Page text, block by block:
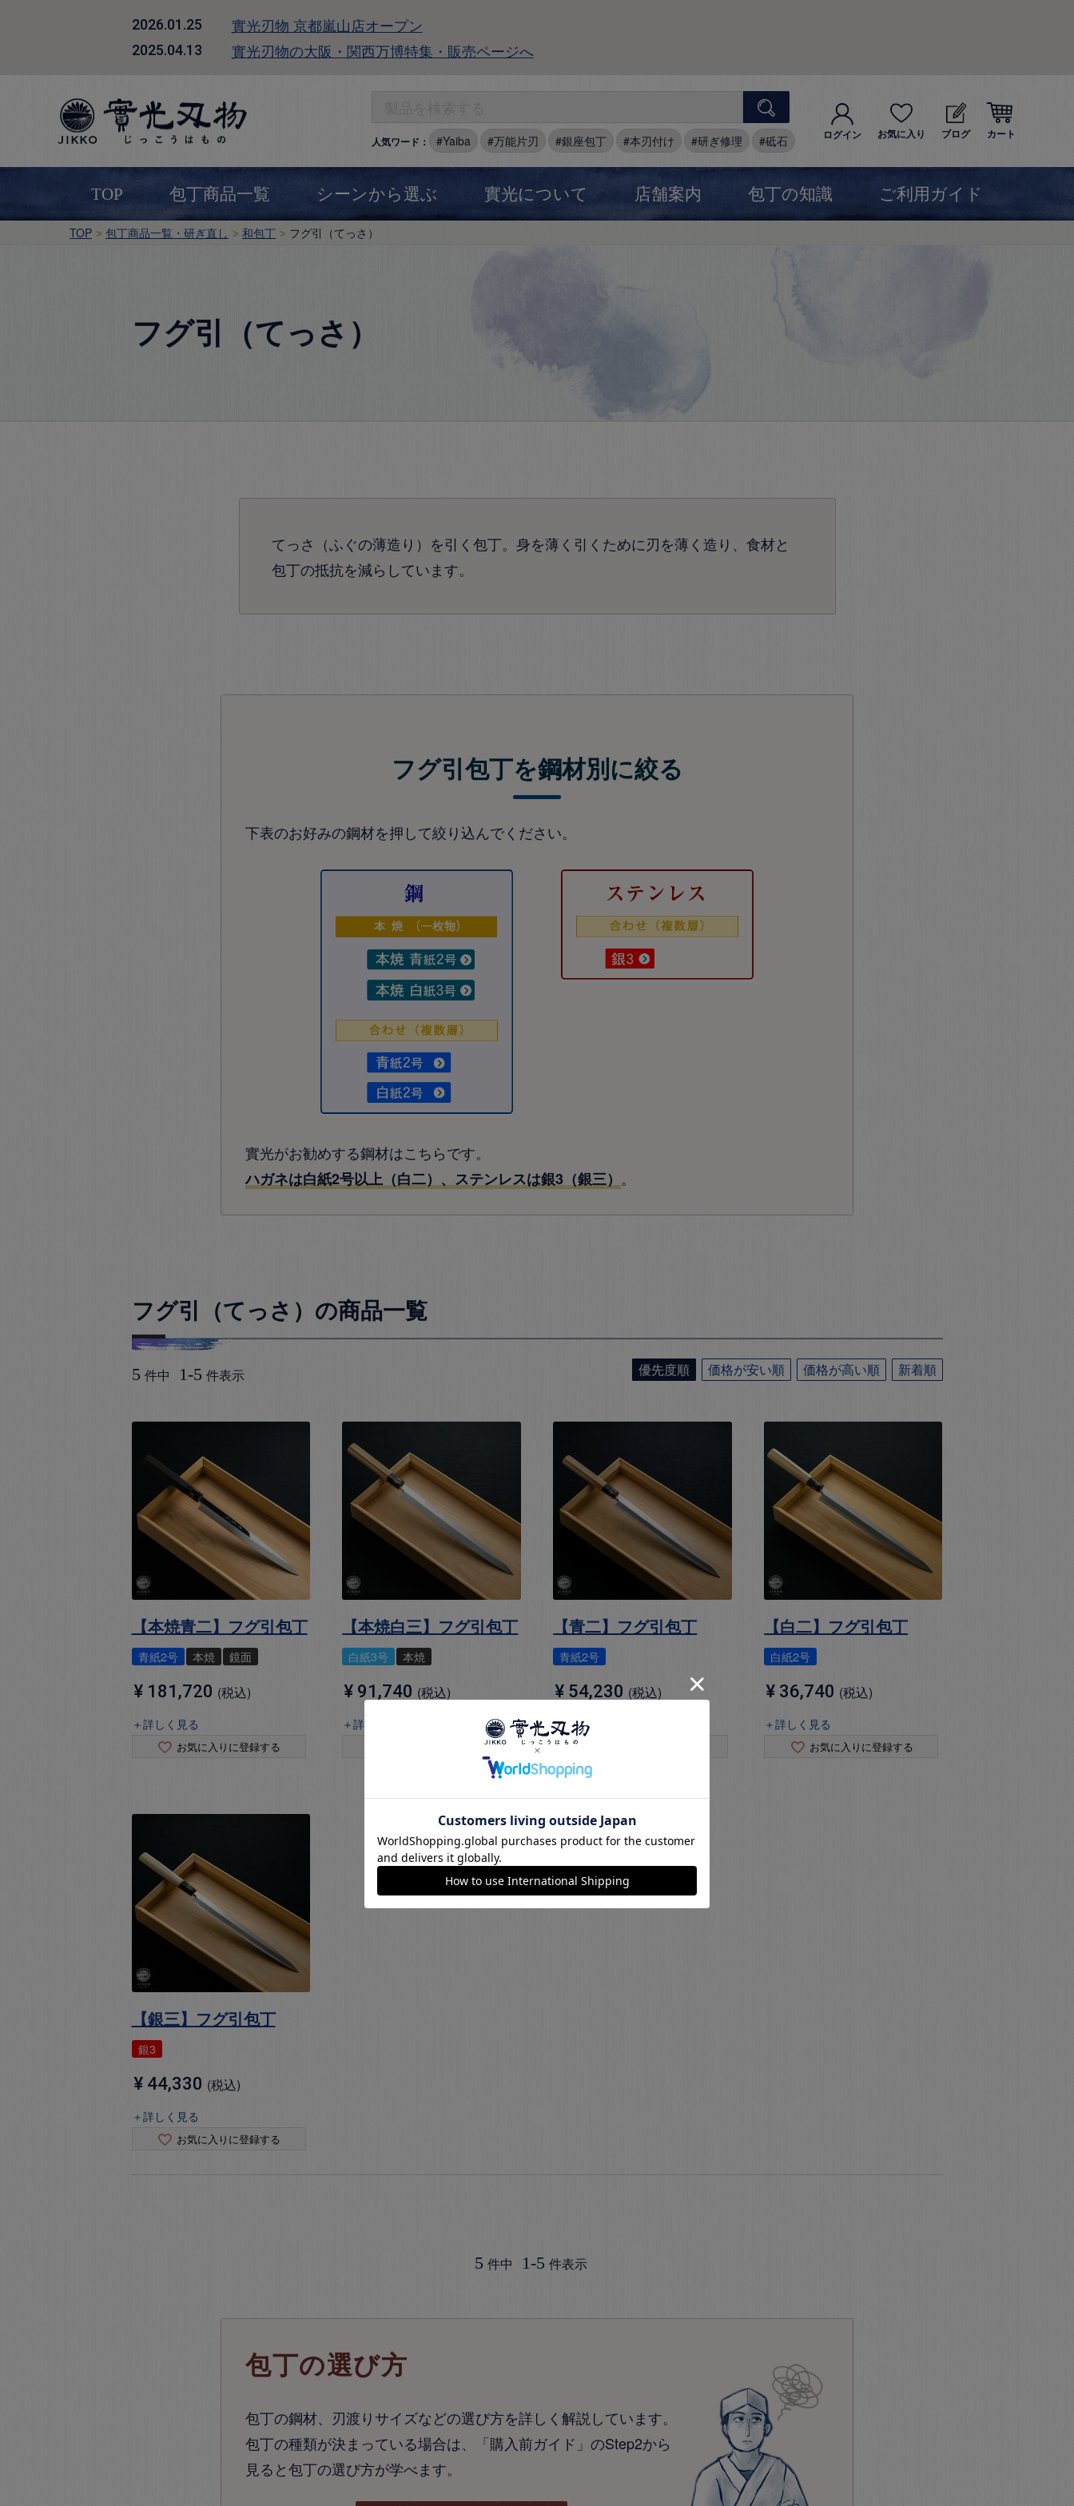
2026.01.25 實光刃物 京都嵐山店オープン
2025.04.13 實光刃物の大阪・関西万博特集・販売ページへ
人気ワード： Yaiba 万能片刃 銀座包丁 本刃付け 研ぎ修理 砥石 ログイン お気に入り ブログ カート
TOP 包丁商品一覧 シーンから選ぶ 實光について 店舗案内 包丁の知識 ご利用ガイド
TOP 包丁商品一覧・研ぎ直し 和包丁 フグ引（てっさ）
フグ引（てっさ）
てっさ（ふぐの薄造り）を引く包丁。身を薄く引くために刃を薄く造り、食材と
包丁の抵抗を減らしています。
フグ引包丁を鋼材別に絞る
下表のお好みの鋼材を押して絞り込んでください。
實光がお勧めする鋼材はこちらです。
ハガネは白紙2号以上（白二）、ステンレスは銀3（銀三） 。
フグ引（てっさ）の商品一覧
優先度順 価格が安い順 価格が高い順 新着順
5 件中 1 -5 件表示
【本焼青二】フグ引包丁
青紙2号 本焼 鏡面
¥ 181,720 税込
＋詳しく見る
お気に入りに登録する
【本焼白三】フグ引包丁
白紙3号 本焼
¥ 91,740 税込
＋詳しく見る
お気に入りに登録する
【青二】フグ引包丁
青紙2号
¥ 54,230 税込
＋詳しく見る
【白二】フグ引包丁
白紙2号
¥ 36,740 税込
＋詳しく見る
お気に入りに登録する
【銀三】フグ引包丁
銀3
¥ 44,330 税込
＋詳しく見る
お気に入りに登録する
5 件中 1-5 件表示
包丁の選び方
包丁の鋼材、刃渡りサイズなどの選び方を詳しく解説しています。
包丁の種類が決まっている場合は、「購入前ガイド」のStep2から
見ると包丁の選び方が学べます。